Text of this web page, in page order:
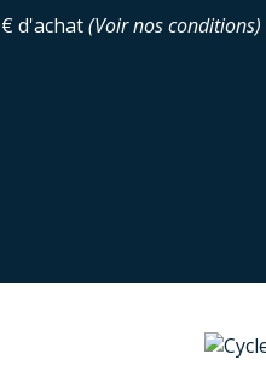
d'achat(Voir nos conditions)